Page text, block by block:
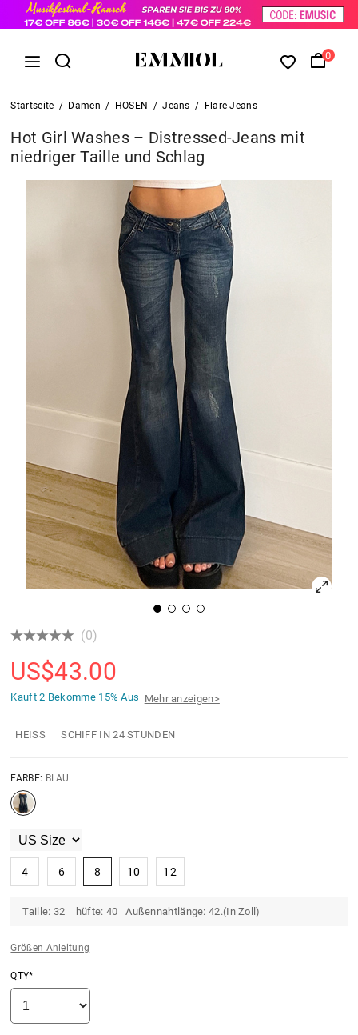
0
Startseite / Damen / HOSEN / Jeans / Flare Jeans
Hot Girl Washes – Distressed-Jeans mit
niedriger Taille und Schlag
(0)
US$43.00
Kauft 2 Bekomme 15% Aus Mehr anzeigen>
HEISS SCHIFF IN 24 STUNDEN
FARBE: BLAU
4 6 8 10 12
Taille: 32 hüfte: 40 Außennahtlänge: 42.(In Zoll)
Größen Anleitung
QTY*